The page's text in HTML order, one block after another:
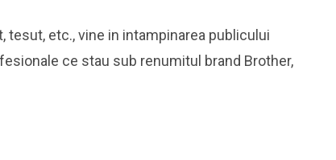
tesut, etc., vine in intampinarea publicului
ce stau sub renumitul brand Brother,